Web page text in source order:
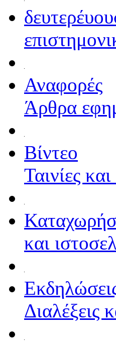
Αναφορές
Άρθρα
Βίντεο
Ταινίες
και
Διαλέξεις